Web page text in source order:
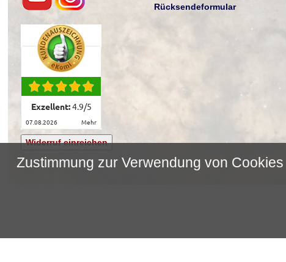
Exzellent:4.9/5
07.08.2026 mehr
Widerruf einreichen
Rücksendeformular
Zustimmung zur Verwendung von Cookies